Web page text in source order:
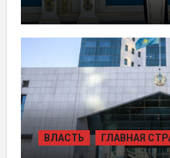
ТОКАЕВ ДАЛ СТАРТ
СТРОИТЕЛЬСТВУ
КРУПНЫХ
ВЛАСТЬ ГЛАВНАЯ